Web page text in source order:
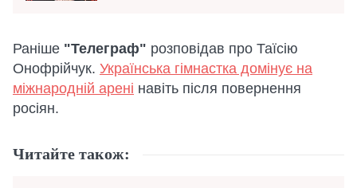
Раніше "Телеграф" розповідав про Таїсію
Онофрійчук. Українська гімнастка домінує на
міжнародній арені навіть після повернення
росіян.
Читайте також: